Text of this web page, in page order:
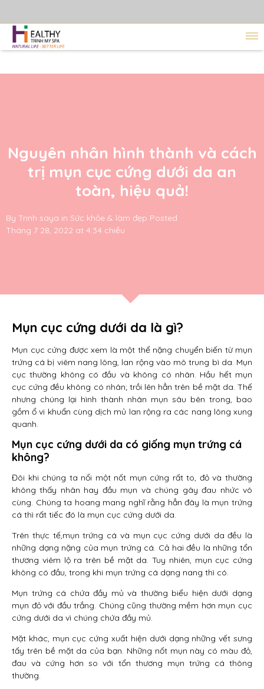
Nguyên nhân hình thành và cách
trị mụn cục cứng dưới da an
toàn, hiệu quả!
By Trinh saya in Sức khỏe & làm đẹp Posted
Tháng 7 28, 2022 at 4:34 chiều
Mụn cục cứng dưới da là gì?
Mụn cục cứng được xem là một thể nặng chuyển biến từ mụn
trứng cá bị viêm nang lông, lan rộng vào mô trung bì da. Mụn
cục thường không có đầu và không có nhân. Hầu hết mụn
cục cứng đều không có nhân; trồi lên hẳn trên bề mặt da. Thế
nhưng chúng lại hình thành nhân mụn sâu bên trong, bao
gồm ổ vi khuẩn cùng dịch mủ lan rộng ra các nang lông xung
quanh.
Mụn cục cứng dưới da có giống mụn trứng cá
không?
Đôi khi chúng ta nổi một nốt mụn cứng rất to, đỏ và thường
không thấy nhân hay đầu mụn và chúng gây đau nhức vô
cùng. Chúng ta hoang mang nghĩ rằng hẳn đây là mụn trứng
cá thì rất tiếc đó là mụn cục cứng dưới da.
Trên thực tế,mụn trứng cá và mụn cục cứng dưới da đều là
những dạng nặng của mụn trứng cá. Cả hai đều là những tổn
thương viêm lộ ra trên bề mặt da. Tuy nhiên, mụn cục cứng
không có đầu, trong khi mụn trứng cá dạng nang thì có.
Mụn trứng cá chứa đầy mủ và thường biểu hiện dưới dạng
mụn đỏ với đầu trắng. Chúng cũng thường mềm hơn mụn cục
cứng dưới da vì chúng chứa đầy mủ.
Mặt khác, mụn cục cứng xuất hiện dưới dạng những vết sưng
tấy trên bề mặt da của bạn. Những nốt mụn này có màu đỏ,
đau và cứng hơn so với tổn thương mụn trứng cá thông
thường.